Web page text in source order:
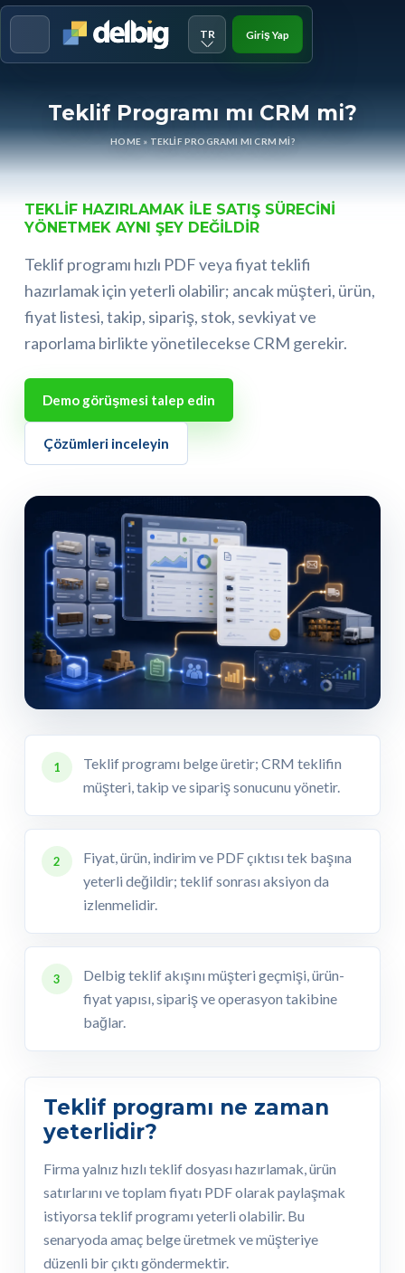
TR Giriş Yap
Teklif Programı mı CRM mi?
HOME » TEKLIF PROGRAMI MI CRM MI?
TEKLIF HAZIRLAMAK ILE SATIŞ SÜRECINI
YÖNETMEK AYNI ŞEY DEĞILDIR
Teklif programı hızlı PDF veya fiyat teklifi
hazırlamak için yeterli olabilir; ancak müşteri, ürün,
fiyat listesi, takip, sipariş, stok, sevkiyat ve
raporlama birlikte yönetilecekse CRM gerekir.
Demo görüşmesi talep edin
Çözümleri inceleyin
1
Teklif programı belge üretir; CRM teklifin
müşteri, takip ve sipariş sonucunu yönetir.
2
Fiyat, ürün, indirim ve PDF çıktısı tek başına
yeterli değildir; teklif sonrası aksiyon da
izlenmelidir.
3
Delbig teklif akışını müşteri geçmişi, ürün-
fiyat yapısı, sipariş ve operasyon takibine
bağlar.
Teklif programı ne zaman
yeterlidir?
Firma yalnız hızlı teklif dosyası hazırlamak, ürün
satırlarını ve toplam fiyatı PDF olarak paylaşmak
istiyorsa teklif programı yeterli olabilir. Bu
senaryoda amaç belge üretmek ve müşteriye
düzenli bir çıktı göndermektir.